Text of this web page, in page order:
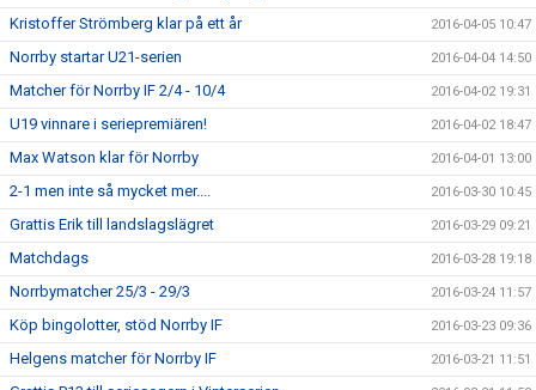
Kristoffer Strömberg klar på ett år 2016-04-05 10:47
Norrby startar U21-serien 2016-04-04 14:50
Matcher för Norrby IF 2/4 - 10/4 2016-04-02 19:31
U19 vinnare i seriepremiären! 2016-04-02 18:47
Max Watson klar för Norrby 2016-04-01 13:00
2-1 men inte så mycket mer.... 2016-03-30 10:45
Grattis Erik till landslagslägret 2016-03-29 09:21
Matchdags 2016-03-28 19:18
Norrbymatcher 25/3 - 29/3 2016-03-24 11:57
Köp bingolotter, stöd Norrby IF 2016-03-23 09:36
Helgens matcher för Norrby IF 2016-03-21 11:51